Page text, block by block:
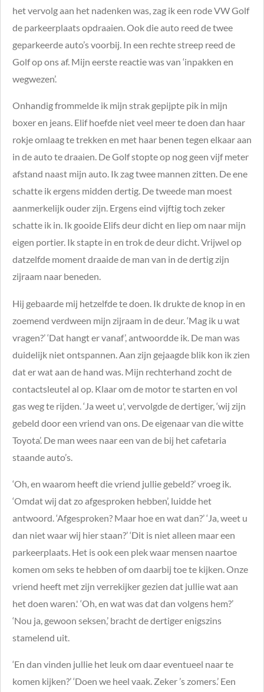
het vervolg aan het nadenken was, zag ik een rode VW Golf
de parkeerplaats opdraaien. Ook die auto reed de twee
geparkeerde auto’s voorbij. In een rechte streep reed de
Golf op ons af. Mijn eerste reactie was van ‘inpakken en
wegwezen’.
Onhandig frommelde ik mijn strak gepijpte pik in mijn
boxer en jeans. Elif hoefde niet veel meer te doen dan haar
rokje omlaag te trekken en met haar benen tegen elkaar aan
in de auto te draaien. De Golf stopte op nog geen vijf meter
afstand naast mijn auto. Ik zag twee mannen zitten. De ene
schatte ik ergens midden dertig. De tweede man moest
aanmerkelijk ouder zijn. Ergens eind vijftig toch zeker
schatte ik in. Ik gooide Elifs deur dicht en liep om naar mijn
eigen portier. Ik stapte in en trok de deur dicht. Vrijwel op
datzelfde moment draaide de man van in de dertig zijn
zijraam naar beneden.
Hij gebaarde mij hetzelfde te doen. Ik drukte de knop in en
zoemend verdween mijn zijraam in de deur. ‘Mag ik u wat
vragen?’ ‘Dat hangt er vanaf’, antwoordde ik. De man was
duidelijk niet ontspannen. Aan zijn gejaagde blik kon ik zien
dat er wat aan de hand was. Mijn rechterhand zocht de
contactsleutel al op. Klaar om de motor te starten en vol
gas weg te rijden. ‘Ja weet u', vervolgde de dertiger, ‘wij zijn
gebeld door een vriend van ons. De eigenaar van die witte
Toyota’. De man wees naar een van de bij het cafetaria
staande auto’s.
‘Oh, en waarom heeft die vriend jullie gebeld?’ vroeg ik.
‘Omdat wij dat zo afgesproken hebben’, luidde het
antwoord. ‘Afgesproken? Maar hoe en wat dan?’ ‘Ja, weet u
dan niet waar wij hier staan?’ ‘Dit is niet alleen maar een
parkeerplaats. Het is ook een plek waar mensen naartoe
komen om seks te hebben of om daarbij toe te kijken. Onze
vriend heeft met zijn verrekijker gezien dat jullie wat aan
het doen waren.' ‘Oh, en wat was dat dan volgens hem?’
‘Nou ja, gewoon seksen,’ bracht de dertiger enigszins
stamelend uit.
‘En dan vinden jullie het leuk om daar eventueel naar te
komen kijken?’ ‘Doen we heel vaak. Zeker ’s zomers.’ Een